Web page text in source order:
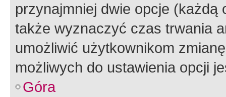
przynajmniej dwie opcje
także wyznaczyć czas trwania
umożliwić użytkownikom
możliwych do ustawienia opcji
Góra